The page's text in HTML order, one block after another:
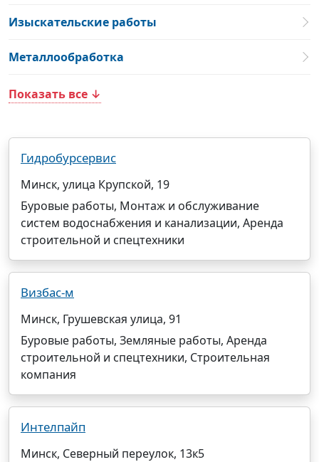
Изыскательские работы
Металлообработка
Показать все ↓
Гидробурсервис
Минск, улица Крупской, 19
Буровые работы, Монтаж и обслуживание
систем водоснабжения и канализации, Аренда
строительной и спецтехники
Визбас-м
Минск, Грушевская улица, 91
Буровые работы, Земляные работы, Аренда
строительной и спецтехники, Строительная
компания
Интелпайп
Минск, Северный переулок, 13к5